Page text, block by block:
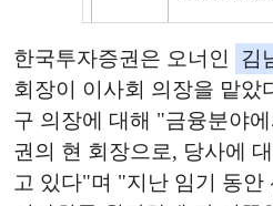
한국투자증권은 오너인 김
회장이 이사회 의장을 맡았
구 의장에 대해 "금융분야
권의 현 회장으로, 당사에
고 있다"며 "지난 임기 동안